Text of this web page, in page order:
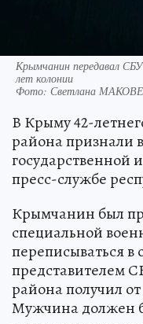
Крымчанин передавал
лет колонии
Фото: Светлана
В Крыму 42-
района признали
государственной
пресс-службе
Крымчанин был
специальной
переписываться в
представителем
района получил
Мужчина должен